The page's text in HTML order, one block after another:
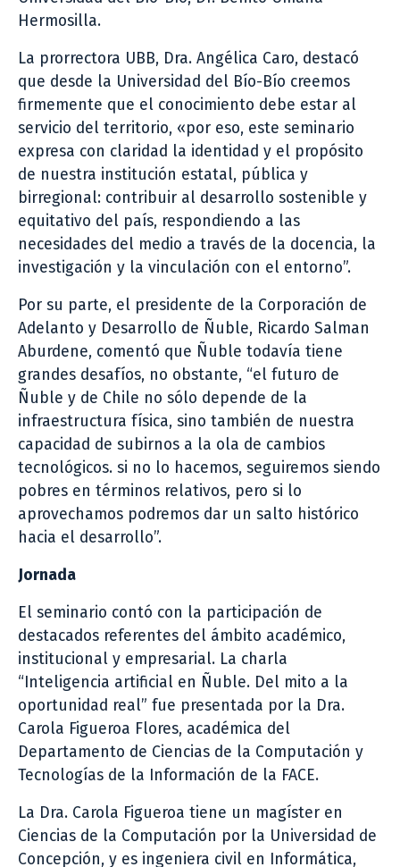
Hermosilla.
La prorrectora UBB, Dra. Angélica Caro, destacó
que desde la Universidad del Bío-Bío creemos
firmemente que el conocimiento debe estar al
servicio del territorio, «por eso, este seminario
expresa con claridad la identidad y el propósito
de nuestra institución estatal, pública y
birregional: contribuir al desarrollo sostenible y
equitativo del país, respondiendo a las
necesidades del medio a través de la docencia, la
investigación y la vinculación con el entorno”.
Por su parte, el presidente de la Corporación de
Adelanto y Desarrollo de Ñuble, Ricardo Salman
Aburdene, comentó que Ñuble todavía tiene
grandes desafíos, no obstante, “el futuro de
Ñuble y de Chile no sólo depende de la
infraestructura física, sino también de nuestra
capacidad de subirnos a la ola de cambios
tecnológicos. si no lo hacemos, seguiremos siendo
pobres en términos relativos, pero si lo
aprovechamos podremos dar un salto histórico
hacia el desarrollo”.
Jornada
El seminario contó con la participación de
destacados referentes del ámbito académico,
institucional y empresarial. La charla
“Inteligencia artificial en Ñuble. Del mito a la
oportunidad real” fue presentada por la Dra.
Carola Figueroa Flores, académica del
Departamento de Ciencias de la Computación y
Tecnologías de la Información de la FACE.
La Dra. Carola Figueroa tiene un magíster en
Ciencias de la Computación por la Universidad de
Concepción, y es ingeniera civil en Informática,